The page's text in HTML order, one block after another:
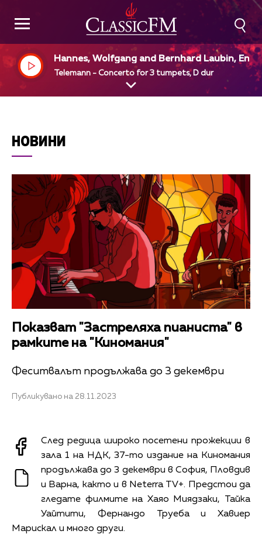
Hannes, Wolfgang and Bernhard Laubin,
h Chamber Orchestra, Simon Preston, dir
Telemann - Concerto for 3 tumpets, D dur
НОВИНИ
Показват "Застреляха пианиста" в
рамките на "Киномания"
Феситвалът продължава до 3 декември
Публикувано на 28.11.2023
След редица широко посетени прожекции в
зала 1 на НДК, 37-то издание на Киномания
продължава до 3 декември в София, Пловдив
и Варна, както и в Neterra TV+. Предстои да
гледате филмите на Хаяо Миядзаки, Тайка
Уайтити, Фернандо Труеба и Хавиер
Марискал и много други.